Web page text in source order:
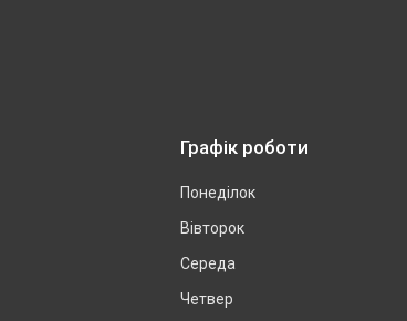
Графік роботи
Понеділок
Вівторок
Середа
Четвер